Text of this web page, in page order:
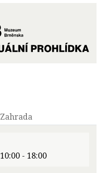
Zahrada
10:00 - 18:00